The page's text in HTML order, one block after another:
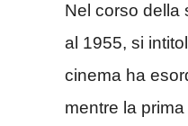
Nel corso della
al 1955, si
cinema ha
mentre la